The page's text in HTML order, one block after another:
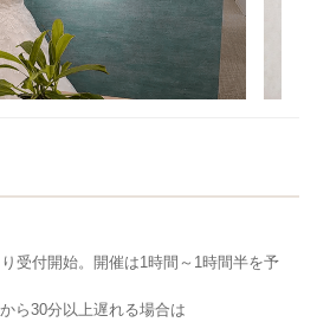
り受付開始。開催は1時間～1時間半を予
ら30分以上遅れる場合は